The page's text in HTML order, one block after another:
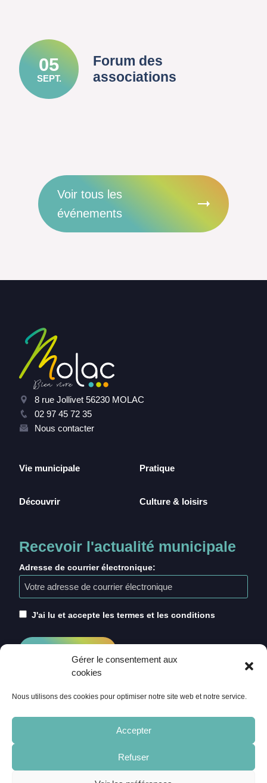
Gérer le consentement aux
cookies
Nous utilisons des cookies pour optimiser notre site web et notre service.
Accepter
Refuser
05
SEPT.
Forum des
associations
Voir tous les
événements
8 rue Jollivet 56230 MOLAC
02 97 45 72 35
Nous contacter
Vie municipale
Découvrir
Pratique
Culture & loisirs
Recevoir l'actualité municipale
Adresse de courrier électronique:
J'ai lu et accepte les termes et les conditions
CRÉDITS